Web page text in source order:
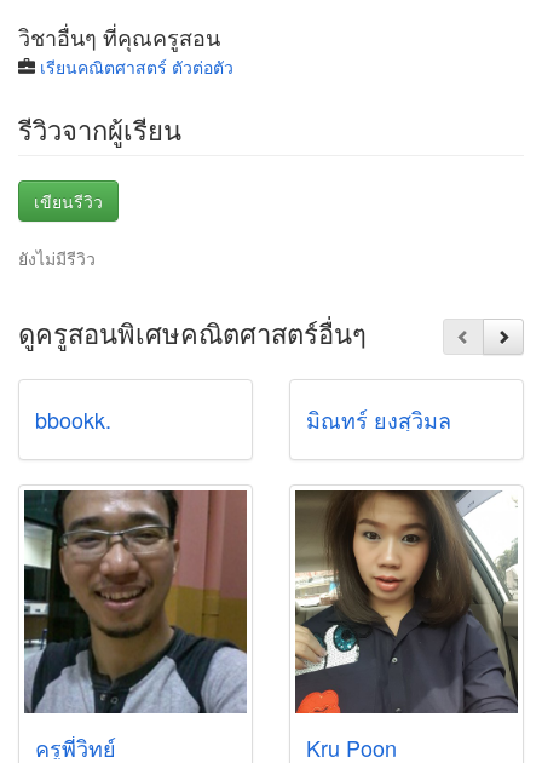
วิชาอื่นๆ ที่คุณครูสอน
เรียนคณิตศาสตร์ ตัวต่อตัว
รีวิวจากผู้เรียน
เขียนรีวิว
ยังไม่มีรีวิว
ดูครูสอนพิเศษคณิตศาสตร์อื่นๆ
bbookk. มิณทร์ ยงสุวิมล
ครูพี่วิทย์ Kru Poon